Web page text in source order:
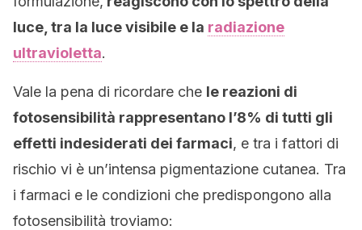
luce, tra la luce visibile e la radiazione
ultravioletta.
Vale la pena di ricordare che le reazioni di
fotosensibilità rappresentano l’8% di tutti gli
effetti indesiderati dei farmaci, e tra i fattori di
rischio vi è un’intensa pigmentazione cutanea. Tra
i farmaci e le condizioni che predispongono alla
fotosensibilità troviamo: